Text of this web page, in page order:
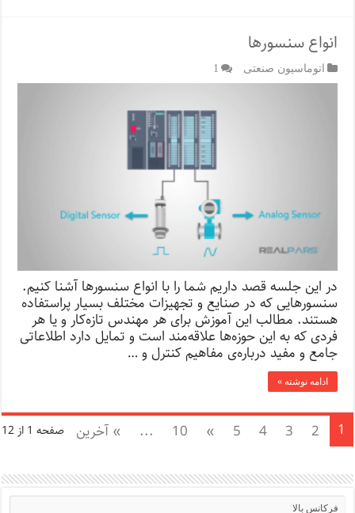
انواع سنسورها
اتوماسیون صنعتی 1
در این جلسه قصد داریم شما را با انواع سنسورها آشنا کنیم.
سنسورهایی که در صنایع و تجهیزات مختلف بسیار پراستفاده
هستند. مطالب این آموزش برای هر مهندس تازه‌کار و یا هر
فردی که به این حوزه‌ها علاقه‌مند است و تمایل دارد اطلاعاتی
جامع و مفید درباره‌ی مفاهیم کنترل و …
ادامه نوشته »
صفحه 1 از 12 1
2
3
4
5
»
10
... » آخرین